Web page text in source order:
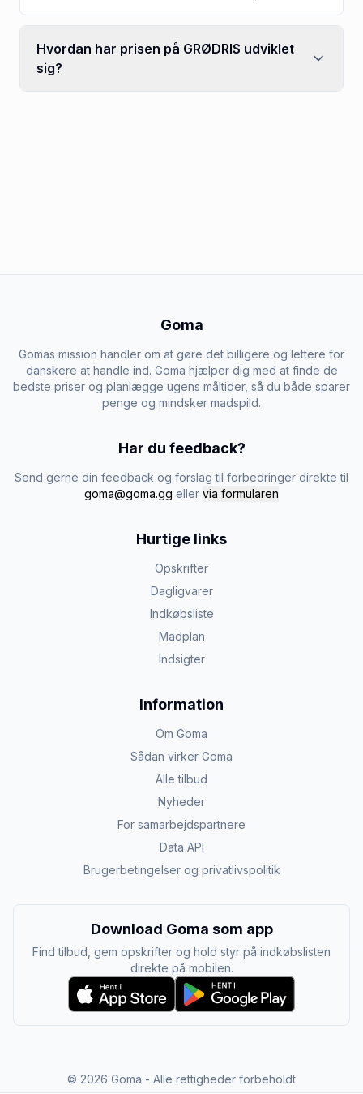
Hvordan har prisen på GRØDRIS udviklet
sig?
Goma
Gomas mission handler om at gøre det billigere og lettere for
danskere at handle ind. Goma hjælper dig med at finde de
bedste priser og planlægge ugens måltider, så du både sparer
penge og mindsker madspild.
Har du feedback?
Send gerne din feedback og forslag til forbedringer direkte til
goma@goma.gg eller via formularen
Hurtige links
Opskrifter
Dagligvarer
Indkøbsliste
Madplan
Indsigter
Information
Om Goma
Sådan virker Goma
Alle tilbud
Nyheder
For samarbejdspartnere
Data API
Brugerbetingelser og privatlivspolitik
Download Goma som app
Find tilbud, gem opskrifter og hold styr på indkøbslisten
direkte på mobilen.
© 2026 Goma - Alle rettigheder forbeholdt